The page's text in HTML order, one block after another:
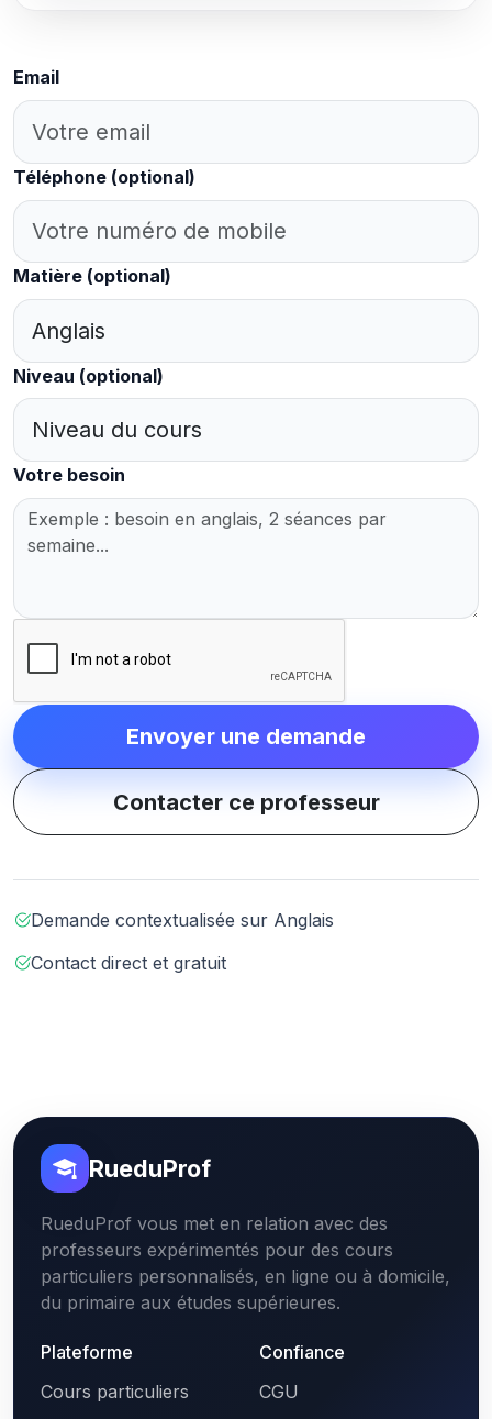
Email
Téléphone (optional)
Matière (optional)
Niveau (optional)
Votre besoin
Envoyer une demande
Contacter ce professeur
Demande contextualisée sur Anglais
Contact direct et gratuit
RueduProf
RueduProf vous met en relation avec des
professeurs expérimentés pour des cours
particuliers personnalisés, en ligne ou à domicile,
du primaire aux études supérieures.
Plateforme
Cours particuliers
Confiance
CGU